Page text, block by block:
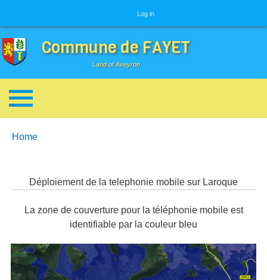
Log in
Commune de FAYET
Land of Aveyron
Breadcrumbs
You are here:
Home
Déploiement de la telephonie mobile sur Laroque
La zone de couverture pour la téléphonie mobile est
identifiable par la couleur bleu
Image